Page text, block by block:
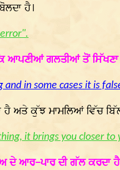
ਹੈ।
ਆਪਣੀਆਂ ਗਲਤੀਆਂ ਤੋਂ
and in some cases it is
ਅਤੇ ਕੁੱਝ ਮਾਮਲਿਆਂ ਵਿੱਚ
it brings you closer
ਆਰ-ਪਾਰ ਦੀ ਗੱਲ ਕਰਦਾ